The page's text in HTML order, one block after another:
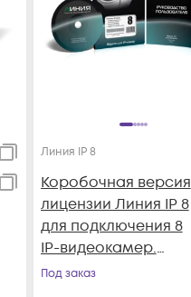
Линия IP 8
Коробочная версия
лицензии Линия IP 8
для подключения 8
IP-видеокамер.
Количество
Под заказ